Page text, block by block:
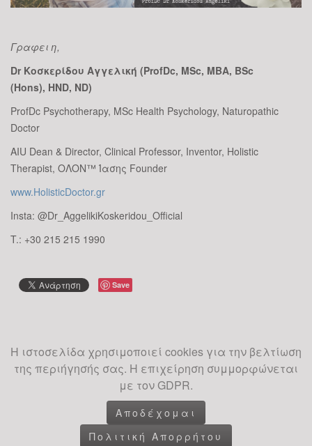
Γραφει η,
Dr Κοσκερίδου Αγγελική (ProfDc, MSc, MBA, BSc
(Hons), HND, ND)
ProfDc Psychotherapy, MSc Health Psychology, Naturopathic
Doctor
AIU Dean & Director, Clinical Professor, Inventor, Holistic
Therapist, ΟΛΟΝ™ Ίασης Founder
www.HolisticDoctor.gr
Insta: @Dr_AggelikiKoskeridou_Official
T.: +30 215 215 1990
Save
Η ιστοσελίδα χρησιμοποιεί cookies για την βελτίωση
της περιήγησής σας. Η επιχείρηση συμμορφώνεται
με τον GDPR.
Αποδέχομαι
Πολιτική Απορρήτου